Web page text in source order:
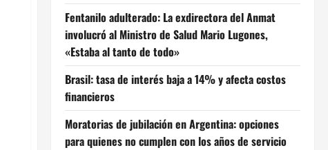
Fentanilo adulterado: La exdirectora del Anmat
involucró al Ministro de Salud Mario Lugones,
«Estaba al tanto de todo»
Brasil: tasa de interés baja a 14% y afecta costos
financieros
Moratorias de jubilación en Argentina: opciones
para quienes no cumplen con los años de servicio